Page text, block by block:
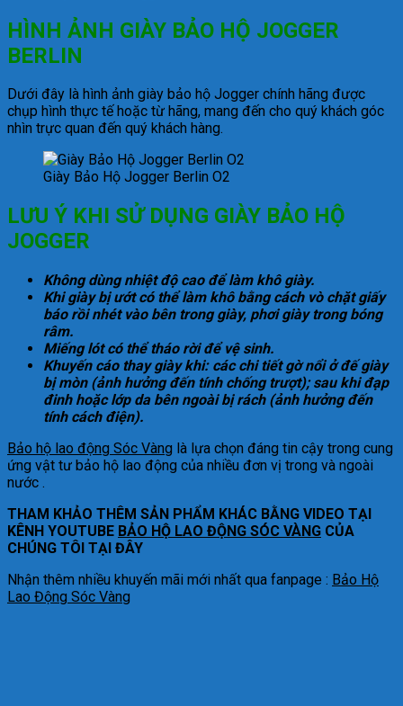
HÌNH ẢNH GIÀY BẢO HỘ JOGGER
BERLIN
Dưới đây là hình ảnh giày bảo hộ Jogger chính hãng được
chụp hình thực tế hoặc từ hãng, mang đến cho quý khách góc
nhìn trực quan đến quý khách hàng.
Giày Bảo Hộ Jogger Berlin O2
LƯU Ý KHI SỬ DỤNG GIÀY BẢO HỘ
JOGGER
Không dùng nhiệt độ cao để làm khô giày.
Khi giày bị ướt có thể làm khô bằng cách vò chặt giấy
báo rồi nhét vào bên trong giày, phơi giày trong bóng
râm.
Miếng lót có thể tháo rời để vệ sinh.
Khuyến cáo thay giày khi: các chi tiết gờ nổi ở đế giày
bị mòn (ảnh hưởng đến tính chống trượt); sau khi đạp
đinh hoặc lớp da bên ngoài bị rách (ảnh hưởng đến
tính cách điện).
Bảo hộ lao động Sóc Vàng là lựa chọn đáng tin cậy trong cung
ứng vật tư bảo hộ lao động của nhiều đơn vị trong và ngoài
nước .
THAM KHẢO THÊM SẢN PHẨM KHÁC BẰNG VIDEO TẠI
KÊNH YOUTUBE BẢO HỘ LAO ĐỘNG SÓC VÀNG CỦA
CHÚNG TÔI TẠI ĐÂY
Nhận thêm nhiều khuyến mãi mới nhất qua fanpage : Bảo Hộ
Lao Động Sóc Vàng